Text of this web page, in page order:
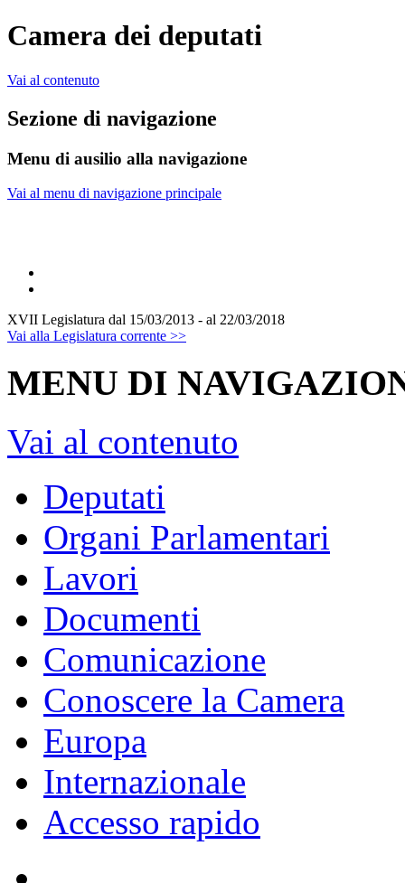
Camera dei deputati
Vai al contenuto
Sezione di navigazione
Menu di ausilio alla navigazione
Vai al menu di navigazione principale
XVII Legislatura
dal 15/03/2013 - al 22/03/2018
Vai alla Legislatura corrente >>
MENU DI
Vai al contenuto
Deputati